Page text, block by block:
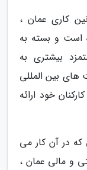
کاری عمان ،
است و بسته به
بیشتری به
های بین المللی
خود ارائه
در آن کار می
و مالی عمان ،